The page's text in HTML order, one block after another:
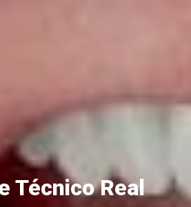
Técnico Real